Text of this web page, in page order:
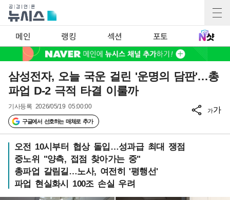
메인 랭킹 섹션 포토
삼성전자, 오늘 국운 걸린 '운명의 담판'…총
파업 D-2 극적 타결 이룰까
기사등록 2026/05/19 05:00:00
구글에서 선호하는 매체로 추가
가가
오전 10시부터 협상 돌입…성과급 최대 쟁점
중노위 "양측, 접점 찾아가는 중"
총파업 갈림길…노사, 여전히 '평행선'
파업 현실화시 100조 손실 우려